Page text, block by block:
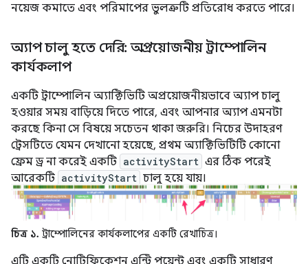
নয়েজ কমাতে এবং পরিমাপের ভুলত্রুটি প্রতিরোধ করতে পারে।
অ্যাপ চালু হতে দেরি: অপ্রয়োজনীয় ট্রাম্পোলিন
কার্যকলাপ
একটি ট্রাম্পোলিন অ্যাক্টিভিটি অপ্রয়োজনীয়ভাবে অ্যাপ চালু
হওয়ার সময় বাড়িয়ে দিতে পারে, এবং আপনার অ্যাপ এমনটা
করছে কিনা সে বিষয়ে সচেতন থাকা জরুরি। নিচের উদাহরণ
ট্রেসটিতে যেমন দেখানো হয়েছে, প্রথম অ্যাক্টিভিটিটি কোনো
ফ্রেম ড্র না করেই একটি activityStart এর ঠিক পরেই
আরেকটি activityStart চালু হয়ে যায়।
চিত্র ১. ট্রাম্পোলিনের কার্যকলাপের একটি রেখাচিত্র।